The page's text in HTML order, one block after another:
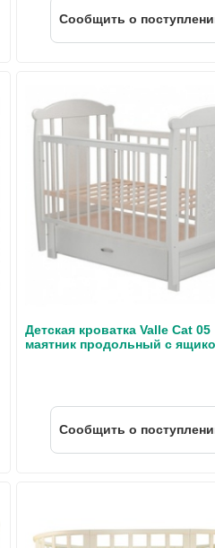
Cообщить о
Детская кроватка Valle Cat 05
маятник продольный с
Cообщить о